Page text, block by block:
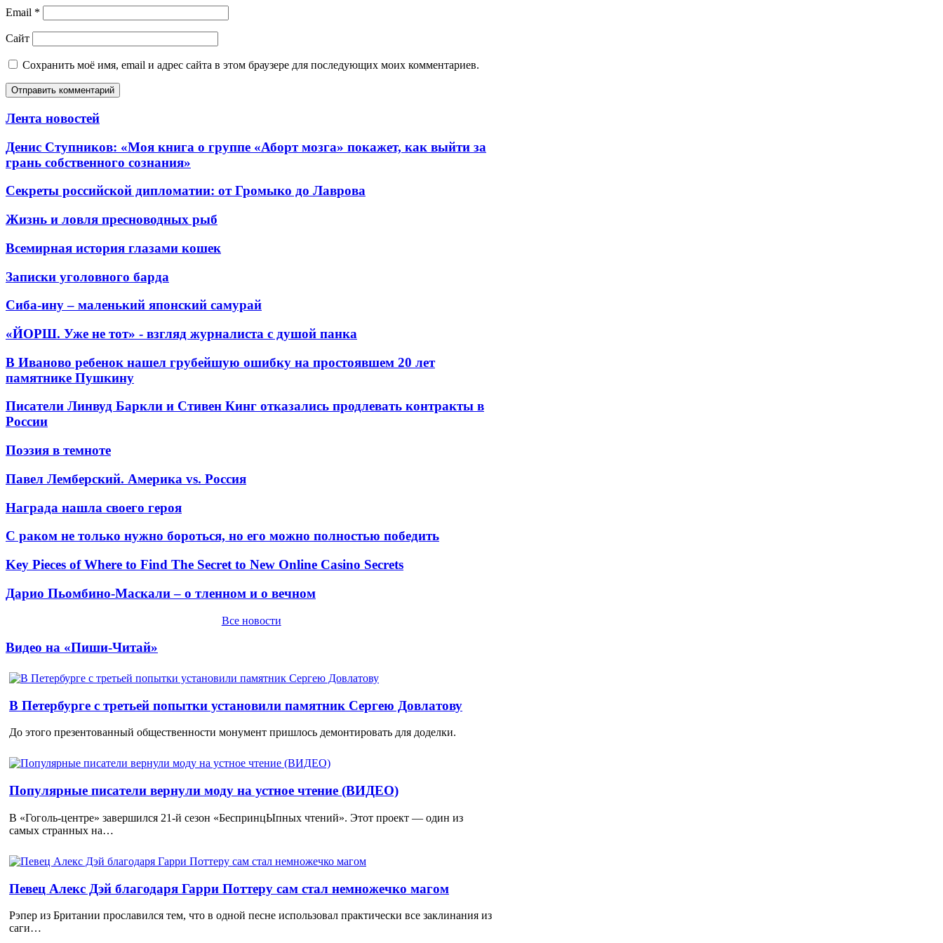
Email *
Сайт
Сохранить моё имя, email и адрес сайта в этом браузере для последующих моих комментариев.
Лента новостей
Денис Ступников: «Моя книга о группе «Аборт мозга» покажет, как выйти за
грань собственного сознания»
Секреты российской дипломатии: от Громыко до Лаврова
Жизнь и ловля пресноводных рыб
Всемирная история глазами кошек
Записки уголовного барда
Сиба-ину – маленький японский самурай
«ЙОРШ. Уже не тот» - взгляд журналиста с душой панка
В Иваново ребенок нашел грубейшую ошибку на простоявшем 20 лет
памятнике Пушкину
Писатели Линвуд Баркли и Стивен Кинг отказались продлевать контракты в
России
Поэзия в темноте
Павел Лемберский. Америка vs. Россия
Награда нашла своего героя
С раком не только нужно бороться, но его можно полностью победить
Key Pieces of Where to Find The Secret to New Online Casino Secrets
Дарио Пьомбино-Маскали – о тленном и о вечном
Все новости
Видео на «Пиши-Читай»
В Петербурге с третьей попытки установили памятник Сергею Довлатову
До этого презентованный общественности монумент пришлось демонтировать для доделки.
Популярные писатели вернули моду на устное чтение (ВИДЕО)
В «Гоголь-центре» завершился 21-й сезон «БеспринцЫпных чтений». Этот проект — один из
самых странных на…
Певец Алекс Дэй благодаря Гарри Поттеру сам стал немножечко магом
Рэпер из Британии прославился тем, что в одной песне использовал практически все заклинания из
саги…